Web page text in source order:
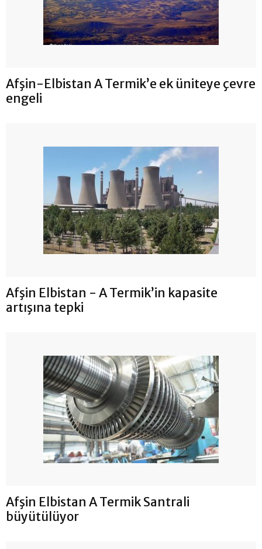
Afşin-Elbistan A Termik’e ek üniteye çevre
engeli
Afşin Elbistan - A Termik’in kapasite
artışına tepki
Afşin Elbistan A Termik Santrali
büyütülüyor